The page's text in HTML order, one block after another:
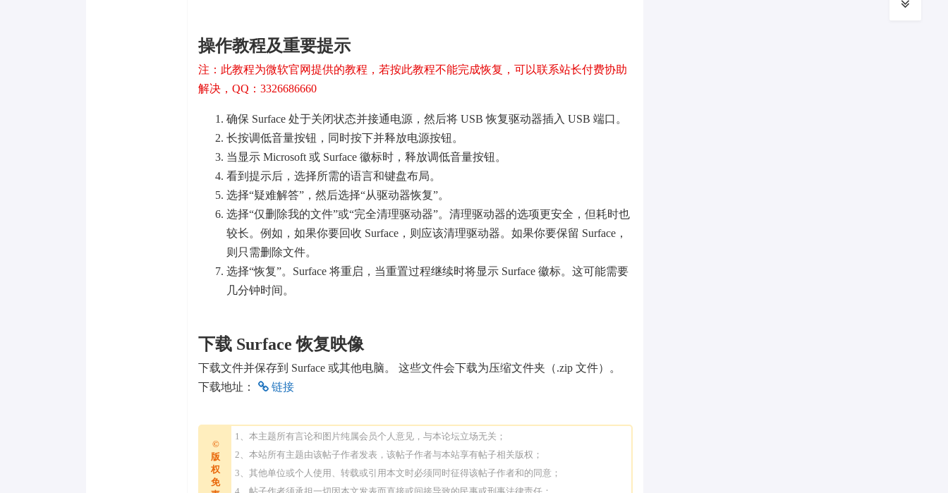
操作教程及重要提示
注：此教程为微软官网提供的教程，若按此教程不能完成恢复，可以联系站长付费协助
解决，QQ：3326686660
确保 Surface 处于关闭状态并接通电源，然后将 USB 恢复驱动器插入 USB 端口。
长按调低音量按钮，同时按下并释放电源按钮。
当显示 Microsoft 或 Surface 徽标时，释放调低音量按钮。
看到提示后，选择所需的语言和键盘布局。
选择“疑难解答”，然后选择“从驱动器恢复”。
选择“仅删除我的文件”或“完全清理驱动器”。清理驱动器的选项更安全，但耗时也
较长。例如，如果你要回收 Surface，则应该清理驱动器。如果你要保留 Surface，
则只需删除文件。
选择“恢复”。Surface 将重启，当重置过程继续时将显示 Surface 徽标。这可能需要
几分钟时间。
下载 Surface 恢复映像
下载文件并保存到 Surface 或其他电脑。 这些文件会下载为压缩文件夹（.zip 文件）。
下载地址：
链接
©
版
权
免
1、本主题所有言论和图片纯属会员个人意见，与本论坛立场无关；
2、本站所有主题由该帖子作者发表，该帖子作者与本站享有帖子相关版权；
3、其他单位或个人使用、转载或引用本文时必须同时征得该帖子作者和的同意；